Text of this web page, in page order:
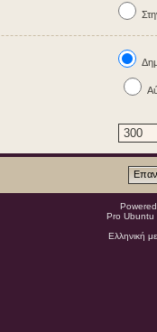
Pro
Ελληνική